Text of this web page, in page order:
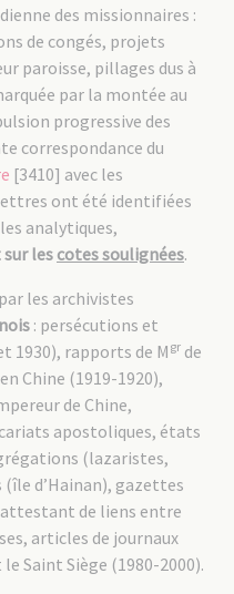
des missionnaires :
de congés, projets
paroisse, pillages dus à
par la montée au
progressive des
correspondance du
[3410] avec les
ont été identifiées
analytiques,
sur les cotes soulignées.
les archivistes
: persécutions et
1930), rapports de M gr de
Chine (1919-1920),
de Chine,
apostoliques, états
(lazaristes,
d’Hainan), gazettes
de liens entre
articles de journaux
Saint Siège (1980-2000).